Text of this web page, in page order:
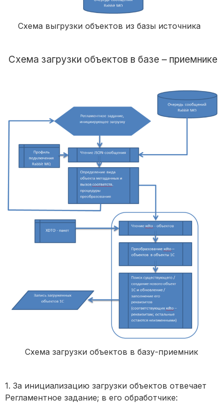
Схема выгрузки объектов из базы источника
Схема загрузки объектов в базе – приемнике
Схема загрузки объектов в базу-приемник
1. За инициализацию загрузки объектов отвечает
Регламентное задание; в его обработчике: